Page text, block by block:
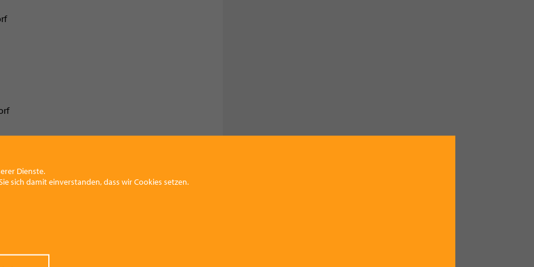
TREFFEN 202z
aus und drücken Sie anschließend auf
Almtal wird sich umgehend mit Ihnen in
Detailinformationen).
Dienste.
sich damit einverstanden, dass wir Cookies setzen.